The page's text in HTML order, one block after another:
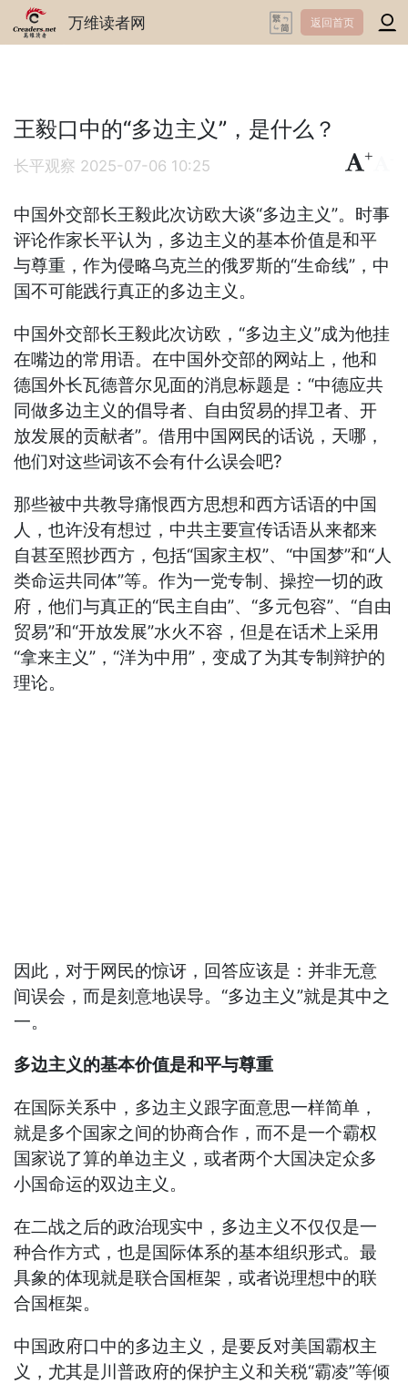
万维读者网 返回首页
王毅口中的“多边主义”，是什么？
长平观察 2025-07-06 10:25
+
中国外交部长王毅此次访欧大谈“多边主义”。时事
评论作家长平认为，多边主义的基本价值是和平
与尊重，作为侵略乌克兰的俄罗斯的“生命线”，中
国不可能践行真正的多边主义。
中国外交部长王毅此次访欧，“多边主义”成为他挂
在嘴边的常用语。在中国外交部的网站上，他和
德国外长瓦德普尔见面的消息标题是：“中德应共
同做多边主义的倡导者、自由贸易的捍卫者、开
放发展的贡献者”。借用中国网民的话说，天哪，
他们对这些词该不会有什么误会吧?
那些被中共教导痛恨西方思想和西方话语的中国
人，也许没有想过，中共主要宣传话语从来都来
自甚至照抄西方，包括“国家主权”、“中国梦”和“人
类命运共同体”等。作为一党专制、操控一切的政
府，他们与真正的“民主自由”、“多元包容”、“自由
贸易”和“开放发展”水火不容，但是在话术上采用
“拿来主义”，“洋为中用”，变成了为其专制辩护的
理论。
因此，对于网民的惊讶，回答应该是：并非无意
间误会，而是刻意地误导。“多边主义”就是其中之
一。
多边主义的基本价值是和平与尊重
在国际关系中，多边主义跟字面意思一样简单，
就是多个国家之间的协商合作，而不是一个霸权
国家说了算的单边主义，或者两个大国决定众多
小国命运的双边主义。
在二战之后的政治现实中，多边主义不仅仅是一
种合作方式，也是国际体系的基本组织形式。最
具象的体现就是联合国框架，或者说理想中的联
合国框架。
中国政府口中的多边主义，是要反对美国霸权主
义，尤其是川普政府的保护主义和关税“霸凌”等倾